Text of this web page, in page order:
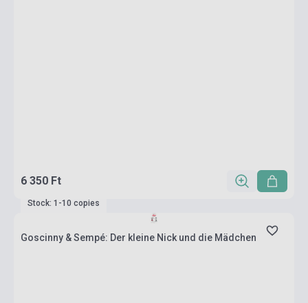
6 350 Ft
Stock: 1-10 copies
Goscinny & Sempé: Der kleine Nick und die Mädchen